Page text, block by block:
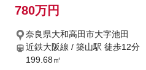
780万円
奈良県大和高田市大字池田
近鉄大阪線 / 築山駅 徒歩12分
199.68㎡